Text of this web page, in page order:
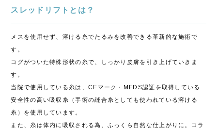
スレッドリフトとは？
メスを使用せず、溶ける糸でたるみを改善できる革新的な施術で
す。
コグがついた特殊形状の糸で、しっかり皮膚を引き上げていきま
す。
当院で使用している糸は、CEマーク・MFDS認証を取得している
安全性の高い吸収糸（手術の縫合糸としても使われている溶ける
糸）を使用しています。
また、糸は体内に吸収される為、ふっくら自然な仕上がりに。コラ